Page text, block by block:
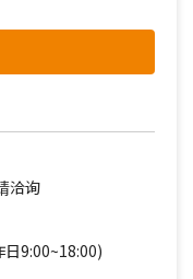
洽询
9:00~18:00)